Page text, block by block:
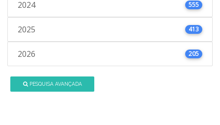
2024 555
2025 413
2026 205
PESQUISA AVANÇADA